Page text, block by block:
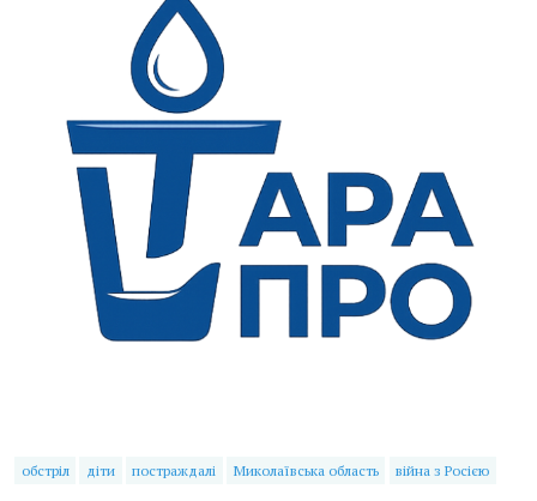
обстріл діти постраждалі Миколаївська область війна з Росією